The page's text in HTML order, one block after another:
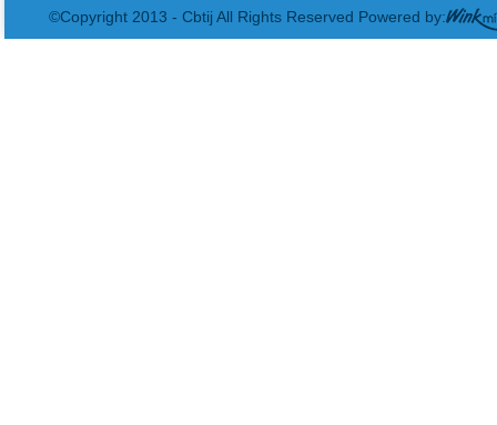
©Copyright 2013 - Cbtij All Rights Reserved Powered by: